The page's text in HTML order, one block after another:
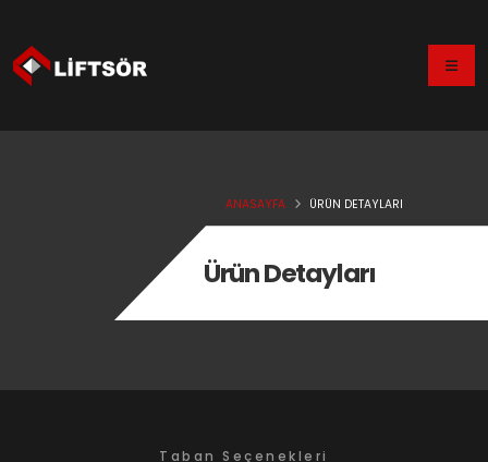
ANASAYFA ÜRÜN DETAYLARI
Ürün Detayları
Taban Seçenekleri